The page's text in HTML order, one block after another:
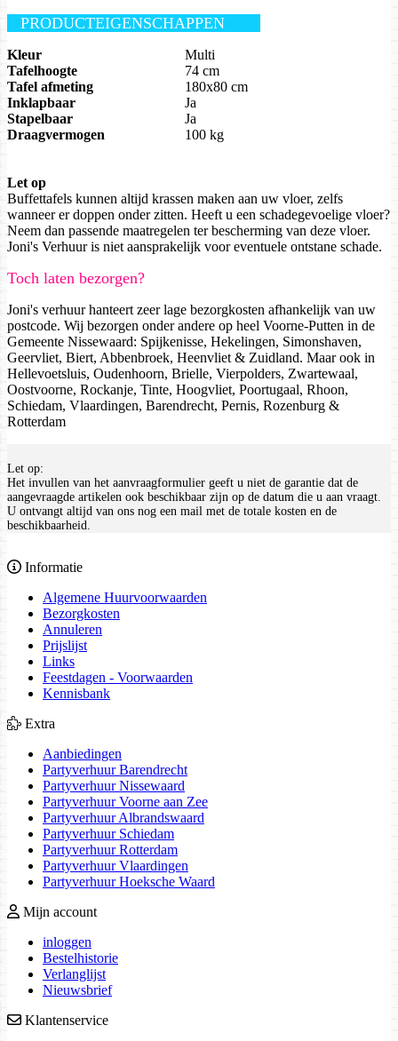
PRODUCTEIGENSCHAPPEN
Kleur
Multi
Tafelhoogte
74 cm
Tafel afmeting
180x80 cm
Inklapbaar
Ja
Stapelbaar
Ja
Draagvermogen
100 kg
Let op
Buffettafels kunnen altijd krassen maken aan uw vloer, zelfs
wanneer er doppen onder zitten. Heeft u een schadegevoelige vloer?
Neem dan passende maatregelen ter bescherming van deze vloer.
Joni's Verhuur is niet aansprakelijk voor eventuele ontstane schade.
Toch laten bezorgen?
Joni's verhuur hanteert zeer lage bezorgkosten afhankelijk van uw
postcode. Wij bezorgen onder andere op heel Voorne-Putten in de
Gemeente Nissewaard: Spijkenisse, Hekelingen, Simonshaven,
Geervliet, Biert, Abbenbroek, Heenvliet & Zuidland. Maar ook in
Hellevoetsluis, Oudenhoorn, Brielle, Vierpolders, Zwartewaal,
Oostvoorne, Rockanje, Tinte, Hoogvliet, Poortugaal, Rhoon,
Schiedam, Vlaardingen, Barendrecht, Pernis, Rozenburg &
Rotterdam
Let op:
Het invullen van het aanvraagformulier geeft u niet de garantie dat de
aangevraagde artikelen ook beschikbaar zijn op de datum die u aan vraagt.
U ontvangt altijd van ons nog een mail met de totale kosten en de
beschikbaarheid.
Informatie
Algemene Huurvoorwaarden
Bezorgkosten
Annuleren
Prijslijst
Links
Feestdagen - Voorwaarden
Kennisbank
Extra
Aanbiedingen
Partyverhuur Barendrecht
Partyverhuur Nissewaard
Partyverhuur Voorne aan Zee
Partyverhuur Albrandswaard
Partyverhuur Schiedam
Partyverhuur Rotterdam
Partyverhuur Vlaardingen
Partyverhuur Hoeksche Waard
Mijn account
inloggen
Bestelhistorie
Verlanglijst
Nieuwsbrief
Klantenservice